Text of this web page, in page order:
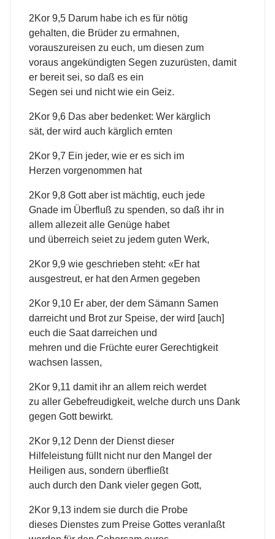
2Kor 9,5 Darum habe ich es für nötig
gehalten, die Brüder zu ermahnen,
vorauszureisen zu euch, um diesen zum
voraus angekündigten Segen zuzurüsten, damit
er bereit sei, so daß es ein
Segen sei und nicht wie ein Geiz.
2Kor 9,6 Das aber bedenket: Wer kärglich
sät, der wird auch kärglich ernten
2Kor 9,7 Ein jeder, wie er es sich im
Herzen vorgenommen hat
2Kor 9,8 Gott aber ist mächtig, euch jede
Gnade im Überfluß zu spenden, so daß ihr in
allem allezeit alle Genüge habet
und überreich seiet zu jedem guten Werk,
2Kor 9,9 wie geschrieben steht: «Er hat
ausgestreut, er hat den Armen gegeben
2Kor 9,10 Er aber, der dem Sämann Samen
darreicht und Brot zur Speise, der wird [auch]
euch die Saat darreichen und
mehren und die Früchte eurer Gerechtigkeit
wachsen lassen,
2Kor 9,11 damit ihr an allem reich werdet
zu aller Gebefreudigkeit, welche durch uns Dank
gegen Gott bewirkt.
2Kor 9,12 Denn der Dienst dieser
Hilfeleistung füllt nicht nur den Mangel der
Heiligen aus, sondern überfließt
auch durch den Dank vieler gegen Gott,
2Kor 9,13 indem sie durch die Probe
dieses Dienstes zum Preise Gottes veranlaßt